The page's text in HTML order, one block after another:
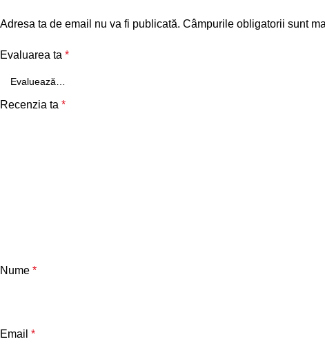
Adresa ta de email nu va fi publicată. Câmpurile obligatorii sunt
Evaluarea ta *
Recenzia ta *
Nume *
Email *